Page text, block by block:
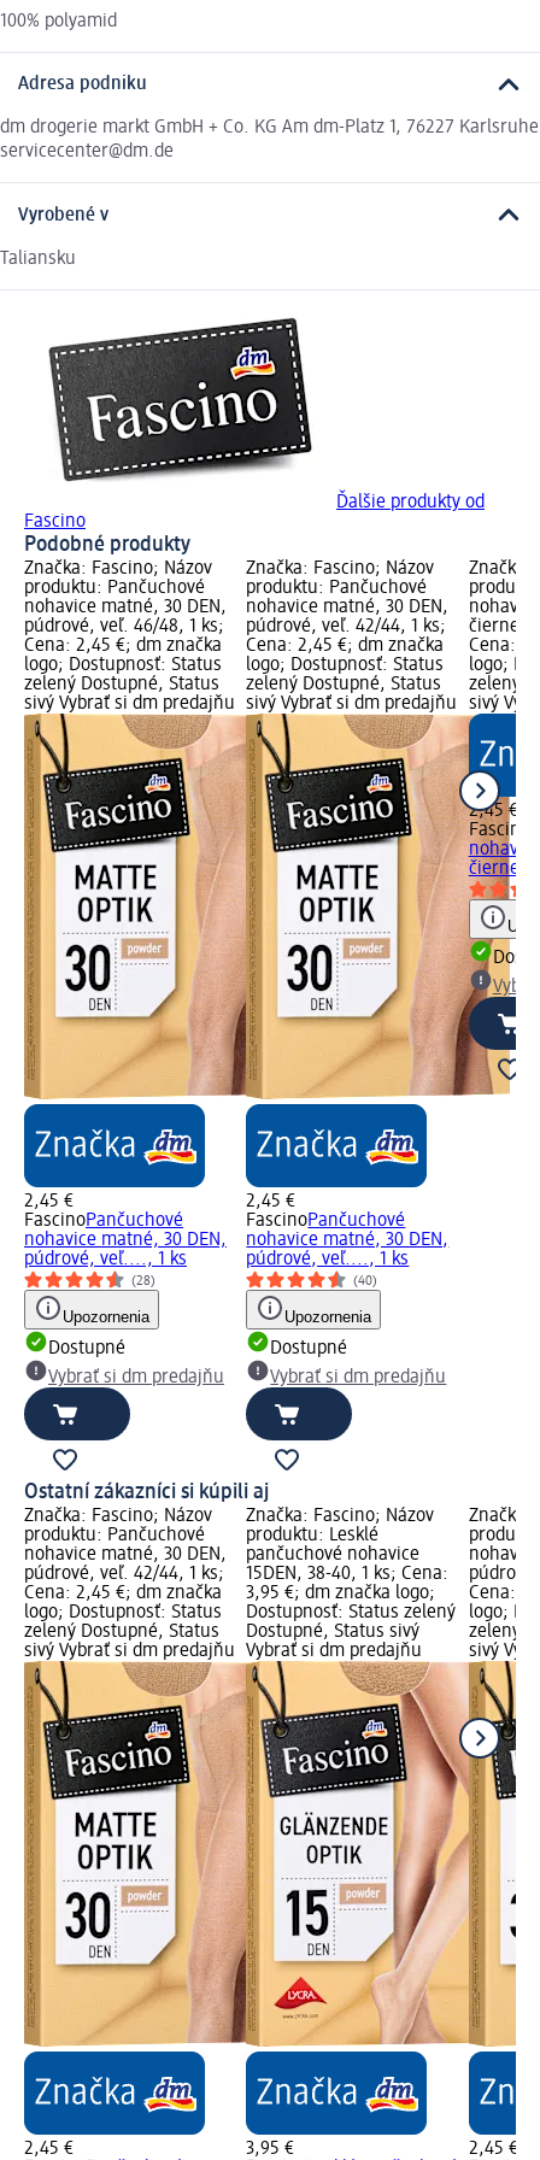
100% polyamid
Adresa podniku
dm drogerie markt GmbH + Co. KG Am dm-Platz 1, 76227 Karlsruhe
servicecenter@dm.de
Vyrobené v
Taliansku
Ďalšie produkty od
Fascino
Podobné produkty
Značka: Fascino; Názov
produktu: Pančuchové
nohavice matné, 30 DEN,
púdrové, veľ. 46/48, 1 ks;
Cena: 2,45 €; dm značka
logo; Dostupnosť: Status
zelený Dostupné, Status
sivý Vybrať si dm predajňu
2,45 €
FascinoPančuchové
nohavice matné, 30 DEN,
púdrové, veľ...., 1 ks
(28)
Upozornenia
Dostupné
Vybrať si dm predajňu
Značka: Fascino; Názov
produktu: Pančuchové
nohavice matné, 30 DEN,
púdrové, veľ. 42/44, 1 ks;
Cena: 2,45 €; dm značka
logo; Dostupnosť: Status
zelený Dostupné, Status
sivý Vybrať si dm predajňu
2,45 €
FascinoPančuchové
nohavice matné, 30 DEN,
púdrové, veľ...., 1 ks
(40)
Upozornenia
Dostupné
Vybrať si dm predajňu
Značka:
čierne,
Cena:
logo;
zelený
sivý
2,45 €
Fascino
čierne,
Ostatní zákazníci si kúpili aj
Značka: Fascino; Názov
produktu: Pančuchové
nohavice matné, 30 DEN,
púdrové, veľ. 42/44, 1 ks;
Cena: 2,45 €; dm značka
logo; Dostupnosť: Status
zelený Dostupné, Status
sivý Vybrať si dm predajňu
2,45 €
Značka: Fascino; Názov
produktu: Lesklé
pančuchové nohavice
15DEN, 38-40, 1 ks; Cena:
3,95 €; dm značka logo;
Dostupnosť: Status zelený
Dostupné, Status sivý
Vybrať si dm predajňu
3,95 €
Značka:
Cena:
logo;
zelený
sivý
2,45 €